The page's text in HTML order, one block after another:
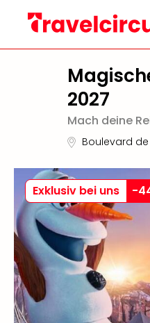
2027
Mach deine
Boulevard
Exklusiv bei uns -